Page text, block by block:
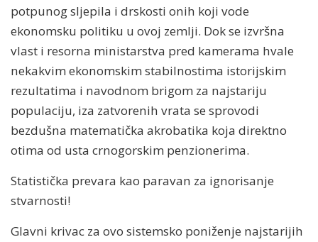
potpunog sljepila i drskosti onih koji vode
ekonomsku politiku u ovoj zemlji. Dok se izvršna
vlast i resorna ministarstva pred kamerama hvale
nekakvim ekonomskim stabilnostima istorijskim
rezultatima i navodnom brigom za najstariju
populaciju, iza zatvorenih vrata se sprovodi
bezdušna matematička akrobatika koja direktno
otima od usta crnogorskim penzionerima.
Statistička prevara kao paravan za ignorisanje
stvarnosti!
Glavni krivac za ovo sistemsko poniženje najstarijih